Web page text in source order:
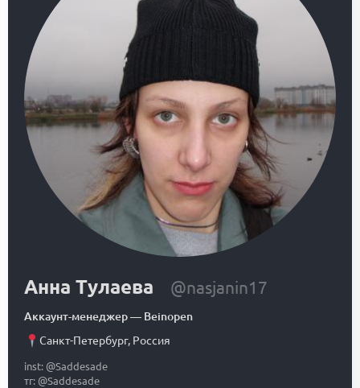
Анна Тулаева @nasjanin17
Аккаунт-менеджер— Beinopen
Санкт-Петербург, Россия
inst: @Saddesade
тг: @Saddesade